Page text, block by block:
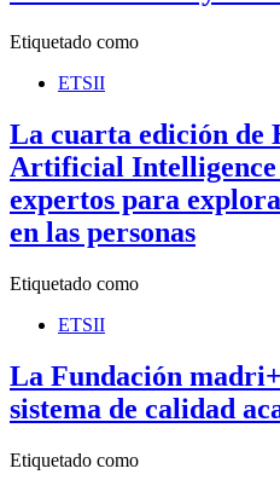
Etiquetado como
ETSII
La cuarta edición de
Artificial Intelligence
expertos para
en las personas
Etiquetado como
ETSII
La Fundación
sistema de calidad
Etiquetado como